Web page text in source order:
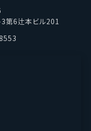
第6辻本ビル201